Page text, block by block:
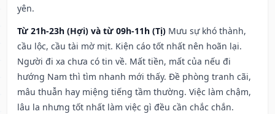
yên.
Từ 21h-23h (Hợi) và từ 09h-11h (Tị) Mưu sự khó thành,
cầu lộc, cầu tài mờ mịt. Kiện cáo tốt nhất nên hoãn lại.
Người đi xa chưa có tin về. Mất tiền, mất của nếu đi
hướng Nam thì tìm nhanh mới thấy. Đề phòng tranh cãi,
mâu thuẫn hay miệng tiếng tầm thường. Việc làm chậm,
lâu la nhưng tốt nhất làm việc gì đều cần chắc chắn.